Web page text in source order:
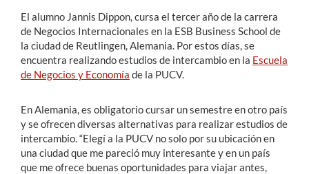
El alumno Jannis Dippon, cursa el tercer año de la carrera
de Negocios Internacionales en la ESB Business School de
la ciudad de Reutlingen, Alemania. Por estos días, se
encuentra realizando estudios de intercambio en la Escuela
de Negocios y Economía de la PUCV.
En Alemania, es obligatorio cursar un semestre en otro país
y se ofrecen diversas alternativas para realizar estudios de
intercambio. “Elegí a la PUCV no solo por su ubicación en
una ciudad que me pareció muy interesante y en un país
que me ofrece buenas oportunidades para viajar antes,